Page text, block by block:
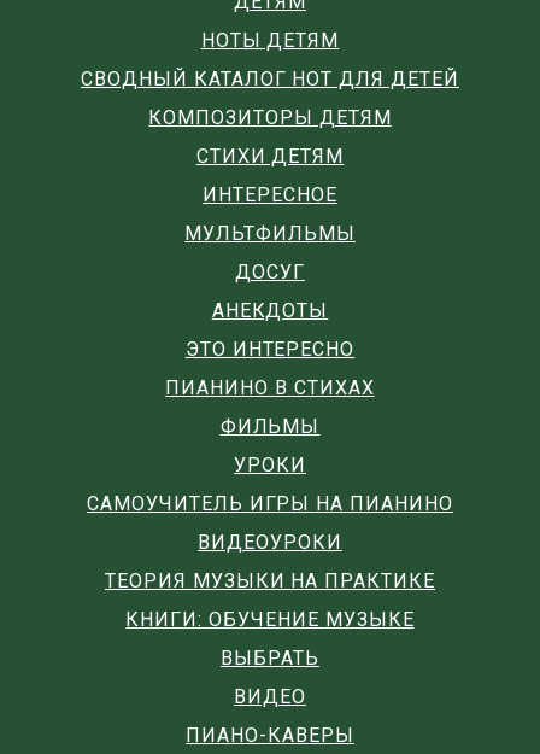
НОТЫ ДЕТЯМ
СВОДНЫЙ КАТАЛОГ НОТ ДЛЯ ДЕТЕЙ
КОМПОЗИТОРЫ ДЕТЯМ
СТИХИ ДЕТЯМ
ИНТЕРЕСНОЕ
МУЛЬТФИЛЬМЫ
ДОСУГ
АНЕКДОТЫ
ЭТО ИНТЕРЕСНО
ПИАНИНО В СТИХАХ
ФИЛЬМЫ
УРОКИ
САМОУЧИТЕЛЬ ИГРЫ НА ПИАНИНО
ВИДЕОУРОКИ
ТЕОРИЯ МУЗЫКИ НА ПРАКТИКЕ
КНИГИ: ОБУЧЕНИЕ МУЗЫКЕ
ВЫБРАТЬ
ВИДЕО
ПИАНО-КАВЕРЫ